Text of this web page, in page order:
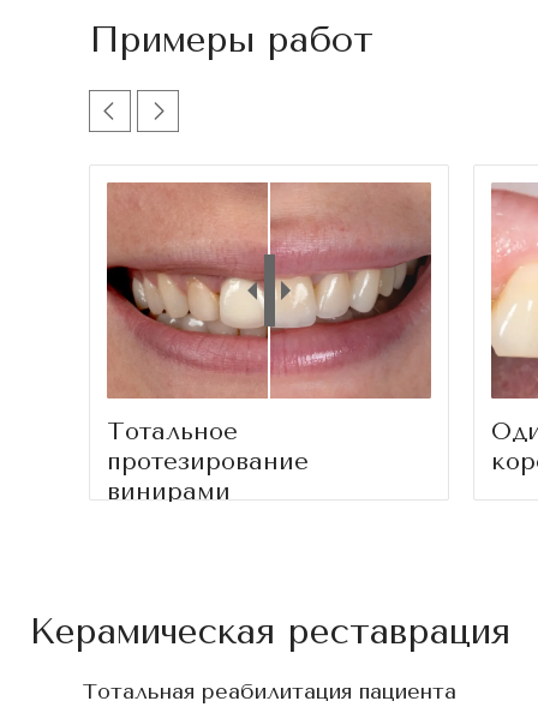
Примеры работ
Тотальное
протезирование
винирами
Керамическая реставрация
Тотальная реабилитация пациента